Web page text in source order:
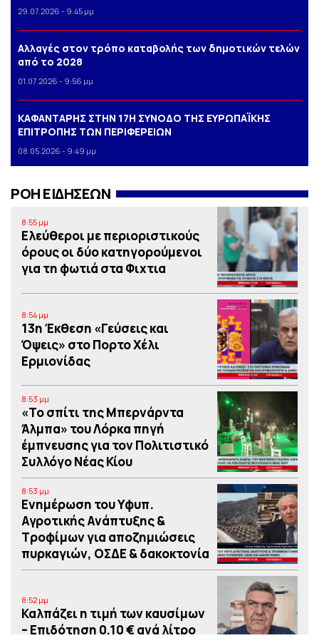
29.07.2026 - 9:45 μμ
Αλλαγές στον τρόπο καταβολής των δημοτικών τελών
από το 2028
01.07.2026 - 9:56 μμ
ΚΑΦΑΝΤΑΡΗΣ ΣΤΗΝ 17Η ΣΥΝΟΔΟ ΤΗΣ ΕΥΡΩΠΑΪΚΗΣ
ΕΠΙΤΡΟΠΗΣ ΤΩΝ ΠΕΡΙΦΕΡΕΙΩΝ
08.05.2026 - 9:49 μμ
ΡΟΗ ΕΙΔΗΣΕΩΝ
8:55 μμ
Ελεύθεροι με περιοριστικούς
όρους οι δύο κατηγορούμενοι
για τη φωτιά στα Φιχτια
8:54 μμ
13η Έκθεση «Γεύσεις και
Όψεις» στο Πορτο Xέλι
Ερμιονίδας
8:53 μμ
«Το σπίτι της Μπερνάρντα
Άλμπα» του Λόρκα πηγή
έμπνευσης για τον Πολιτιστικό
Συλλόγο Νέας Κίου
8:53 μμ
Eνημέρωση του Υφυπ.
Αγροτικής Ανάπτυξης &
Τροφίμων για αποζημιώσεις
πυρκαγιών, ΟΣΔΕ & δακοκτονία
8:52 μμ
Καλπάζει η τιμή των καυσίμων
– Eπιδότηση 0,10 € ανά λίτρο